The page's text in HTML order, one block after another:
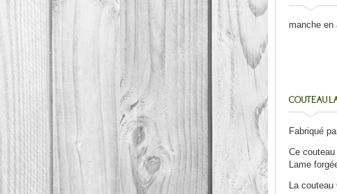
manche en
COUTEAU
Fabriqué
Ce
Lame
La